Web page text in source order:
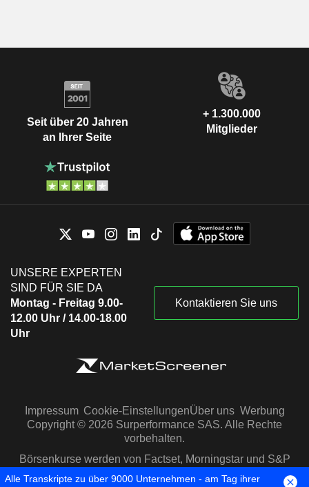
Seit über 20 Jahren
an Ihrer Seite
+ 1.300.000
Mitglieder
UNSERE EXPERTEN
SIND FÜR SIE DA
Montag - Freitag 9.00-
12.00 Uhr / 14.00-18.00
Uhr
Kontaktieren Sie uns
Impressum Cookie-EinstellungenÜber uns Werbung
Copyright © 2026 Surperformance SAS. Alle Rechte
vorbehalten.
Börsenkurse werden von Factset, Morningstar und S&P
Capital IQ zur Verfügung gestellt
Alle Transkripte zu über 9000 Unternehmen - am Tag ihrer